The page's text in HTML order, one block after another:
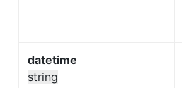
datetime
string